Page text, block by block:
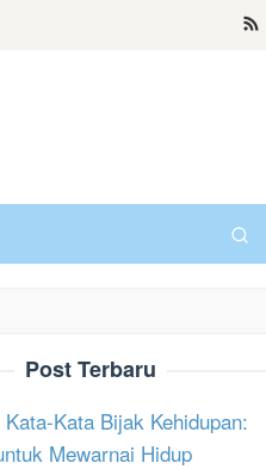
Post Terbaru
Kata Bijak Kehidupan:
Mewarnai Hidup